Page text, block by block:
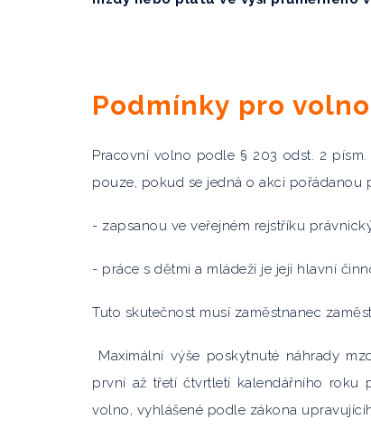
Podmínky pro volno
Pracovní volno podle § 203 odst. 2
pouze, pokud se jedná o akci pořádanou
- zapsanou ve veřejném rejstříku
- práce s dětmi a mládeží je její hlavní
Tuto skutečnost musí zaměstnanec
Maximální výše poskytnuté náhrady
první až třetí čtvrtletí kalendářního roku
volno, vyhlášené podle zákona